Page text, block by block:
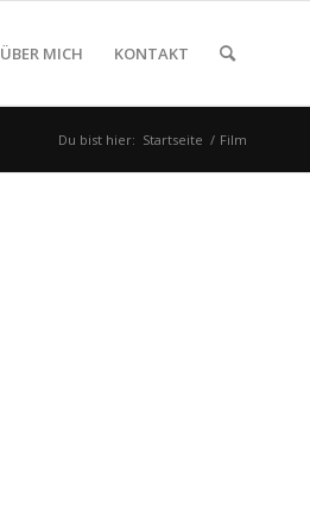
ÜBER MICH KONTAKT
Du bist hier: Startseite / Film